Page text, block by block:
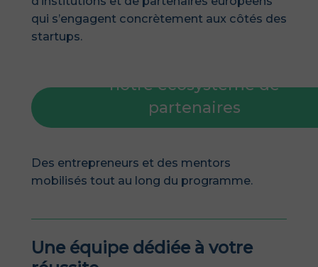
qui s’engagent concrètement aux côtés des
startups.
notre écosystème de
partenaires
Des entrepreneurs et des mentors
mobilisés tout au long du programme.
Une équipe dédiée à votre